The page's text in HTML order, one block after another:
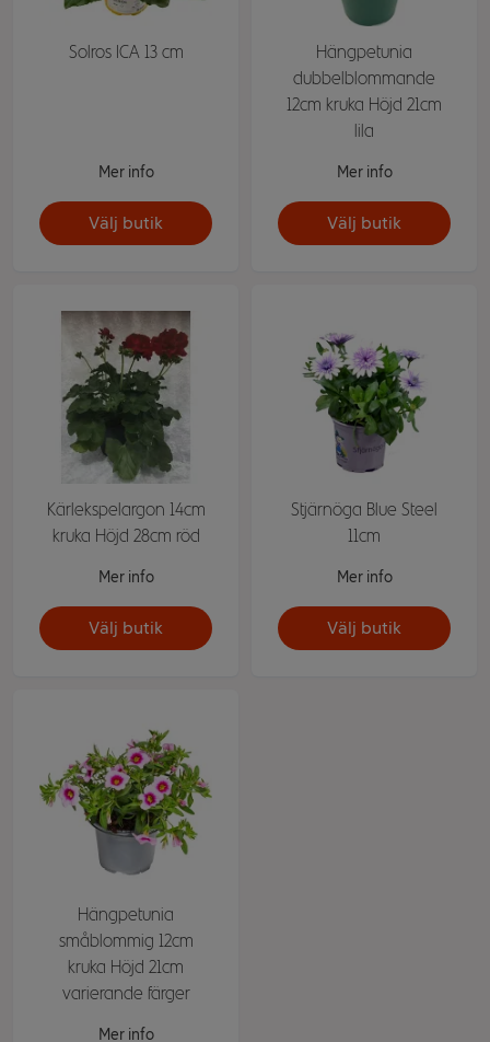
Solros ICA 13 cm
Mer info
Välj butik
Hängpetunia
dubbelblommande
12cm kruka Höjd 21cm
lila
Mer info
Välj butik
Kärlekspelargon 14cm
kruka Höjd 28cm röd
Mer info
Välj butik
Stjärnöga Blue Steel
11cm
Mer info
Välj butik
Hängpetunia
småblommig 12cm
kruka Höjd 21cm
varierande färger
Mer info